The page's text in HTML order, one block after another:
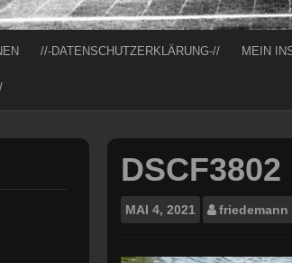
//-DATENSCHUTZERKLÄRUNG-// MEIN
DSCF3802
MAI 4, 2021 friedemann